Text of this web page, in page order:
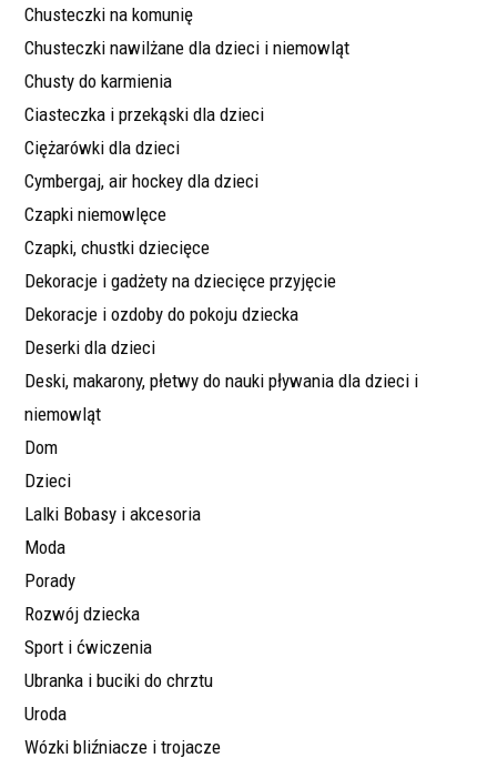
Chusteczki na komunię
Chusteczki nawilżane dla dzieci i niemowląt
Chusty do karmienia
Ciasteczka i przekąski dla dzieci
Ciężarówki dla dzieci
Cymbergaj, air hockey dla dzieci
Czapki niemowlęce
Czapki, chustki dziecięce
Dekoracje i gadżety na dziecięce przyjęcie
Dekoracje i ozdoby do pokoju dziecka
Deserki dla dzieci
Deski, makarony, płetwy do nauki pływania dla dzieci i
niemowląt
Dom
Dzieci
Lalki Bobasy i akcesoria
Moda
Porady
Rozwój dziecka
Sport i ćwiczenia
Ubranka i buciki do chrztu
Uroda
Wózki bliźniacze i trojacze